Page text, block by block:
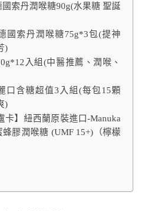
國索丹潤喉糖90g(水果糖 聖誕
國索丹潤喉糖75g*3包(提神
)
入組(中醫推薦、潤喉、
口含糖超值3入組(每包15顆
)
卡】紐西蘭原裝進口-Manuka
蜂膠潤喉糖 (UMF 15+)（檸檬